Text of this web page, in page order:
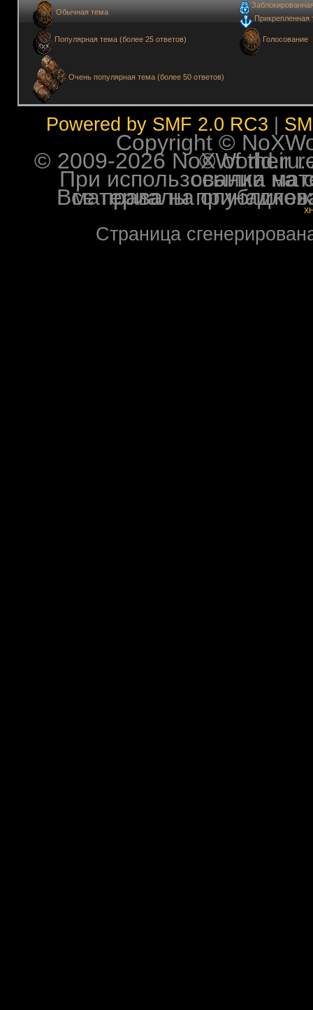
Обычная тема
Популярная тема (более 25 ответов)
Очень популярная тема (более 50 ответов)
Прикрепленная
Голосование
Powered by SMF 2.0 RC3
Copyright ©
© 2009-2026 NoXWorld.ru. All
При использовании
Все права на опубликованные на форуме
Страница